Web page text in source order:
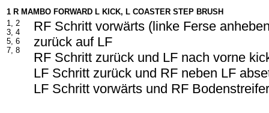
1 R MAMBO FORWARD L KICK, L COASTER STEP BRUSH
1, 2
3, 4
5, 6
7, 8
RF Schritt vorwärts (linke Ferse
zurück auf LF
RF Schritt zurück und LF nach vorne
LF Schritt zurück und RF neben LF
LF Schritt vorwärts und RF